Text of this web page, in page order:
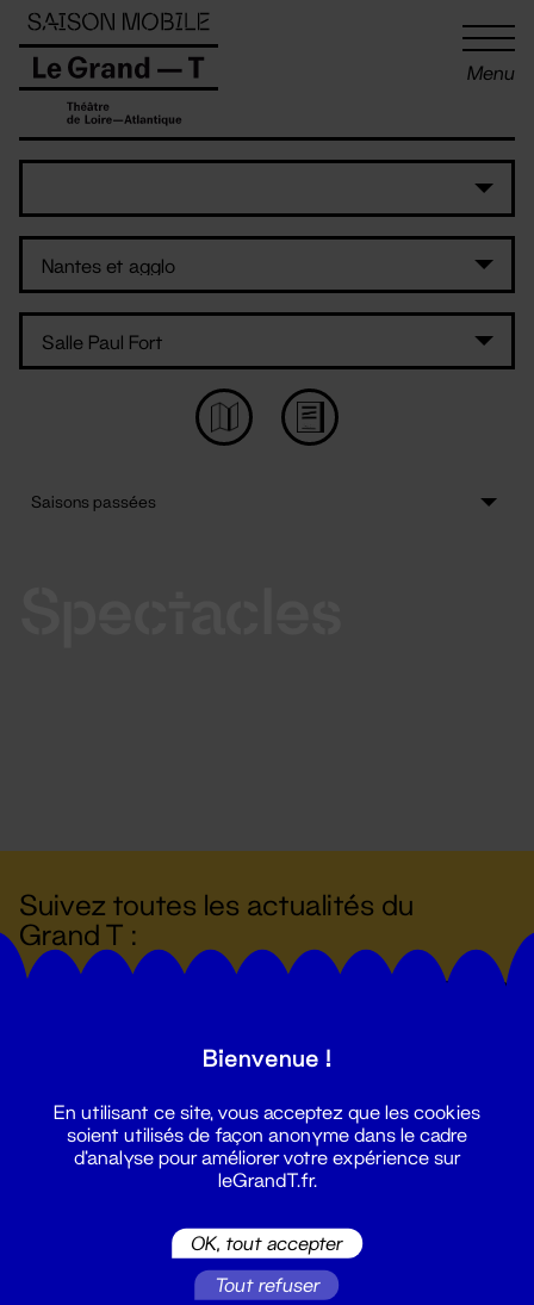
Menu
Suivez toutes les actualités du
Grand T :
Panneau de gestion des cookies
Bienvenue !
En utilisant ce site, vous acceptez que les cookies
soient utilisés de façon anonyme dans le cadre
d'analyse pour améliorer votre expérience sur
leGrandT.fr.
OK, tout accepter
Tout refuser